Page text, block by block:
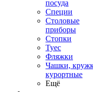
посуда
Специи
Столовые
приборы
Стопки
Туес
Фляжки
Чашки,
курортные
Ещё